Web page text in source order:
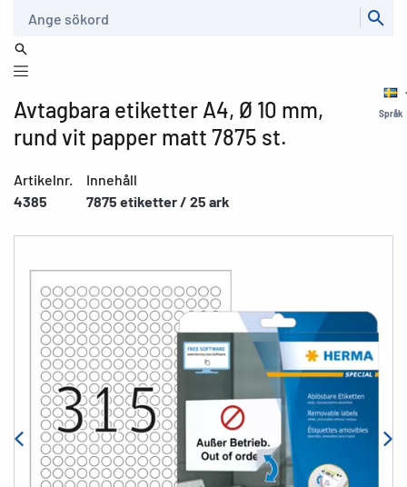
Språk
Avtagbara etiketter A4, Ø 10 mm,
rund vit papper matt 7875 st.
Artikelnr.
4385
Innehåll
7875 etiketter / 25 ark